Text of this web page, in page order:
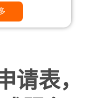
请表，